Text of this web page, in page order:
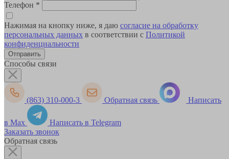
Телефон *
Нажимая на кнопку ниже, я даю согласие на обработку
персональных данных в соответствии с Политикой
конфиденциальности
Способы связи
(863) 310-000-3 Обратная связь Написать
в Max
Написать в Telegram
Заказать звонок
Обратная связь